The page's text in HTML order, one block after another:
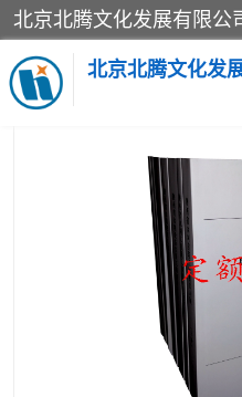
北京北腾文化发
当前位置：首页>供应商机>标
火通用规范+实施指南2本
电力行业工程预算定额